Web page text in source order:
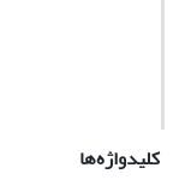
کلیدواژه‌ها